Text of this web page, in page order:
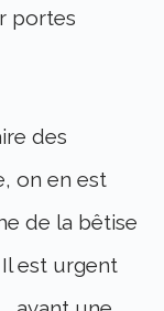
portes
des
on en est
de la bêtise
Il est urgent